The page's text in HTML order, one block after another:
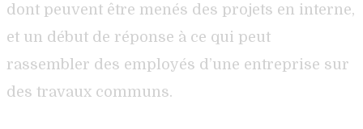
dont peuvent être menés des projets en interne,
et un début de réponse à ce qui peut
rassembler des employés d’une entreprise sur
des travaux communs.